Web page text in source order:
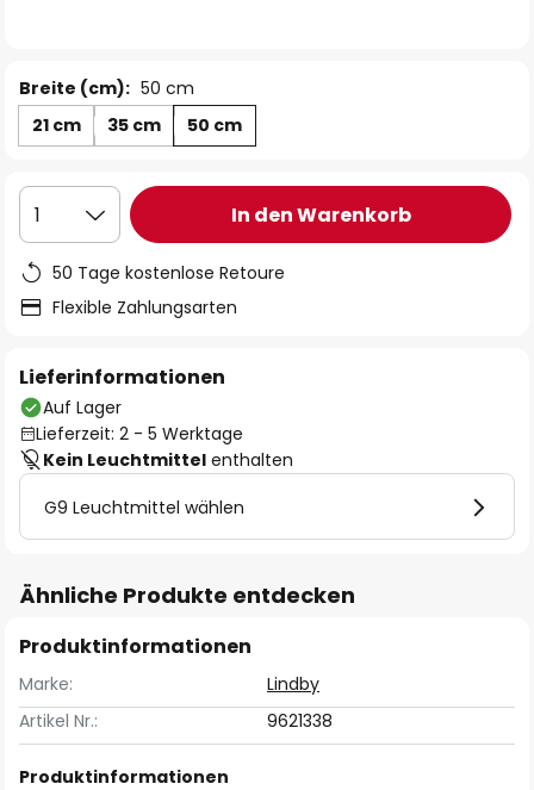
Breite (cm): 50 cm
21 cm
35 cm 50 cm
1 In den Warenkorb
50 Tage kostenlose Retoure
Flexible Zahlungsarten
Lieferinformationen
Auf Lager
Lieferzeit: 2 - 5 Werktage
Kein Leuchtmittel enthalten
G9 Leuchtmittel wählen
Ähnliche Produkte entdecken
Produktinformationen
Marke:
Lindby
Artikel Nr.:
9621338
Produktinformationen